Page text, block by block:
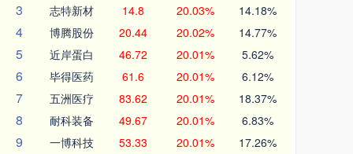
3 志特新材 14.8 20.03% 14.18%
4 博腾股份 20.44 20.02% 14.77%
5 近岸蛋白 46.72 20.01% 5.62%
6 毕得医药 61.6 20.01% 6.12%
7 五洲医疗 83.62 20.01% 18.37%
8 耐科装备 49.67 20.01% 6.83%
9 一博科技 53.33 20.01% 17.26%